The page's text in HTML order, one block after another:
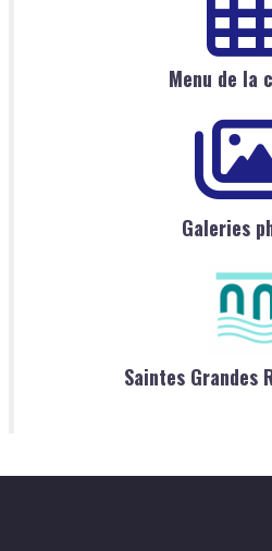
Menu de la
Galeries
Saintes Grandes